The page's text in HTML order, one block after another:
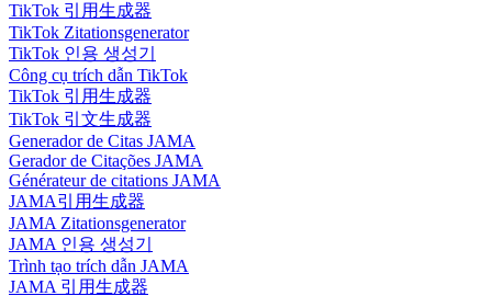
TikTok 引用生成器
TikTok Zitationsgenerator
TikTok 인용 생성기
Công cụ trích dẫn TikTok
TikTok 引用生成器
TikTok 引文生成器
Generador de Citas JAMA
Gerador de Citações JAMA
Générateur de citations JAMA
JAMA引用生成器
JAMA Zitationsgenerator
JAMA 인용 생성기
Trình tạo trích dẫn JAMA
JAMA 引用生成器